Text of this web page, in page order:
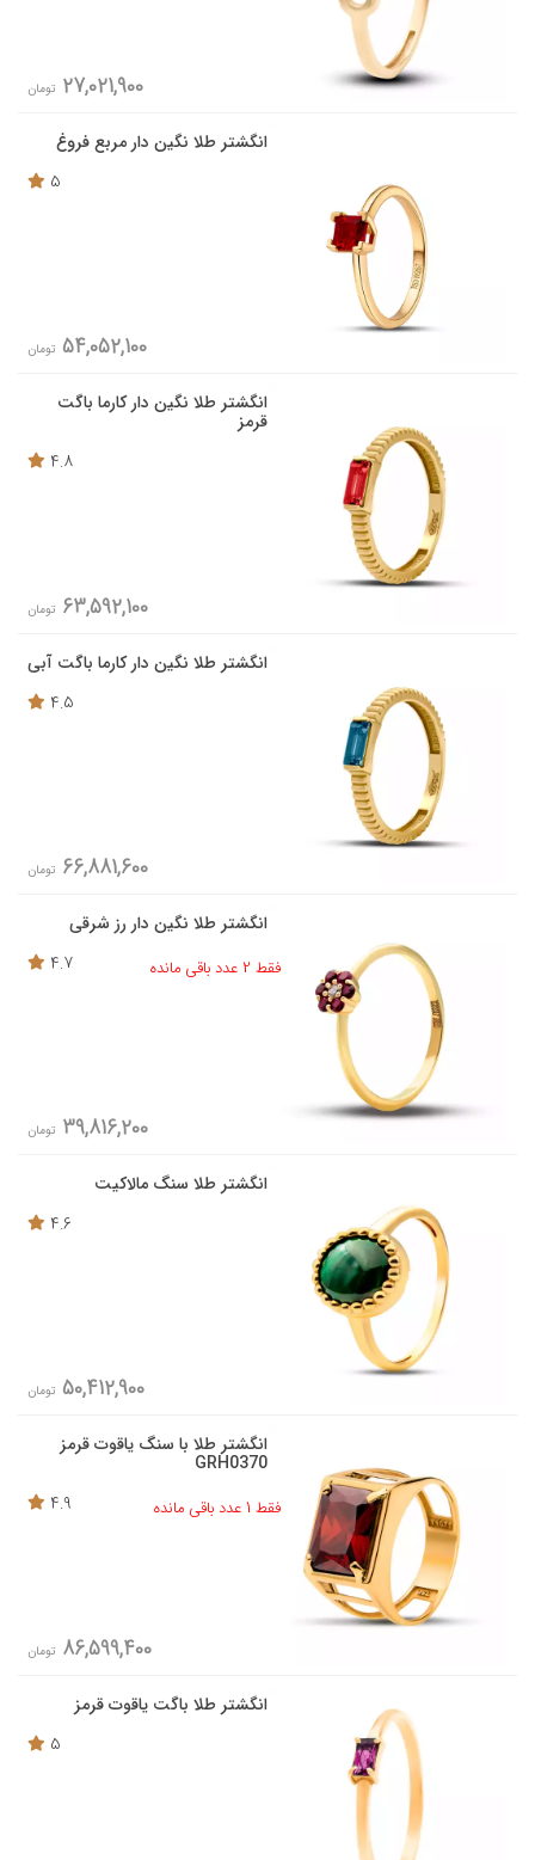
27,021,900 تومان
انگشتر طلا نگین دار مربع فروغ
5
54,052,100 تومان
انگشتر طلا نگین دار کارما باگت
قرمز
4.8
63,592,100 تومان
انگشتر طلا نگین دار کارما باگت آبی
4.5
66,881,600 تومان
انگشتر طلا نگین دار رز شرقی
فقط 2 عدد باقی مانده
4.7
39,816,200 تومان
انگشتر طلا سنگ مالاکیت
4.6
50,412,900 تومان
انگشتر طلا با سنگ یاقوت قرمز
GRH0370
فقط 1 عدد باقی مانده
4.9
86,599,400 تومان
انگشتر طلا باگت یاقوت قرمز
5